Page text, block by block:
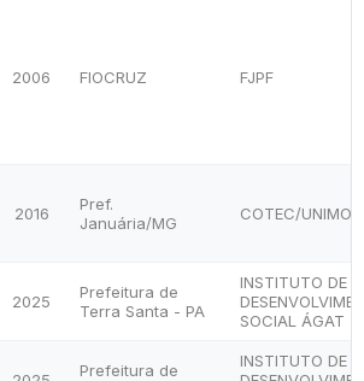
2006 FIOCRUZ FJPF
2016
Pref.
Januária/MG
COTEC/
2025
Prefeitura de
Terra Santa - PA
INSTITUTO DE
SOCIAL ÁGAT
Prefeitura de
INSTITUTO DE